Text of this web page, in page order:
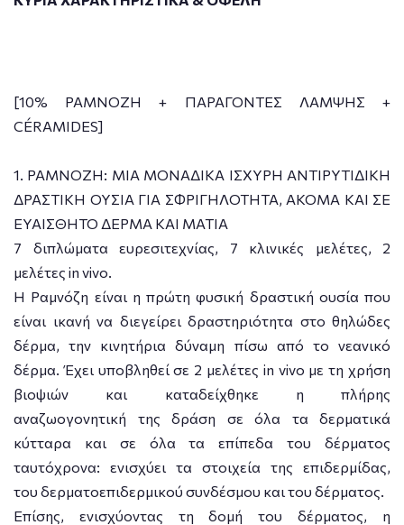
[10% ΡΑΜΝΟΖΗ + ΠΑΡΑΓΟΝΤΕΣ ΛΑΜΨΗΣ +
CÉRAMIDES]
1. ΡΑΜΝΟΖΗ: MIA ΜΟΝΑΔΙΚΑ ΙΣΧΥΡΗ ΑΝΤΙΡΥΤΙΔΙΚΗ
ΔΡΑΣΤΙΚΗ ΟΥΣΙΑ ΓΙΑ ΣΦΡΙΓΗΛΟΤΗΤΑ, ΑΚΟΜΑ ΚΑΙ ΣΕ
ΕΥΑΙΣΘΗΤΟ ΔΕΡΜΑ ΚΑΙ ΜΑΤΙΑ
7 διπλώματα ευρεσιτεχνίας, 7 κλινικές μελέτες, 2
μελέτες in vivo.
Η Ραμνόζη είναι η πρώτη φυσική δραστική ουσία που
είναι ικανή να διεγείρει δραστηριότητα στο θηλώδες
δέρμα, την κινητήρια δύναμη πίσω από το νεανικό
δέρμα. Έχει υποβληθεί σε 2 μελέτες in vivo με τη χρήση
βιοψιών και καταδείχθηκε η πλήρης
αναζωογονητική της δράση σε όλα τα δερματικά
κύτταρα και σε όλα τα επίπεδα του δέρματος
ταυτόχρονα: ενισχύει τα στοιχεία της επιδερμίδας,
του δερματοεπιδερμικού συνδέσμου και του δέρματος.
Επίσης, ενισχύοντας τη δομή του δέρματος, η